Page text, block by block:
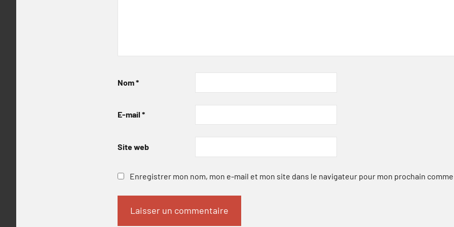
Nom*
E-mail *
Site web
Enregistrer mon nom, mon e-mail et mon site dans le navigateur pour mon prochain